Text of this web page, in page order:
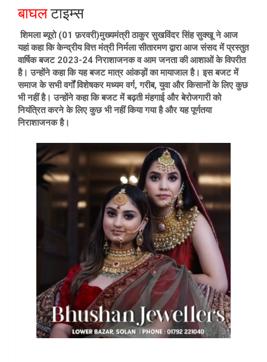
बाघलटाइम्स
शिमला ब्यूरो (01 फ़रवरी)मुख्यमंत्री ठाकुर सुखविंदर सिंह सुक्खू ने आज
यहां कहा कि केन्द्रीय वित्त मंत्री निर्मला सीतारमण द्वारा आज संसद में प्रस्तुत
वार्षिक बजट 2023-24 निराशाजनक व आम जनता की आशाओं के विपरीत
है। उन्होंने कहा कि यह बजट मात्र आंकड़ों का मायाजाल है। इस बजट में
समाज के सभी वर्गों विशेषकर मध्यम वर्ग, गरीब, युवा और किसानों के लिए कुछ
भी नहीं है। उन्होंने कहा कि बजट में बढ़ती मंहगाई और बेरोजगारी को
नियंत्रित करने के लिए कुछ भी नहीं किया गया है और यह पूर्णतया
निराशाजनक है।